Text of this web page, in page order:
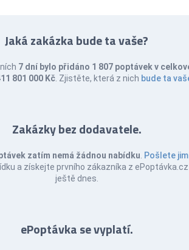
Jaká zakázka bude ta vaše?
7 dní bylo přidáno 1 807 poptávek v
801 000 Kč . Zjistěte, která z nich bude ta
Zakázky bez dodavatele.
zatím nemá žádnou nabídku Pošlete jim
a získejte prvního zákazníka z ePoptávka.cz
ještě dnes.
ePoptávka se vyplatí.